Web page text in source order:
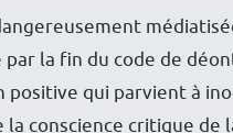
par la fin du code de
qui parvient à
conscience critique de